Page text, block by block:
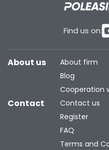
Find us on:
About us
About firm
Blog
Cooperation
Contact
Contact us
Register
FAQ
Terms and